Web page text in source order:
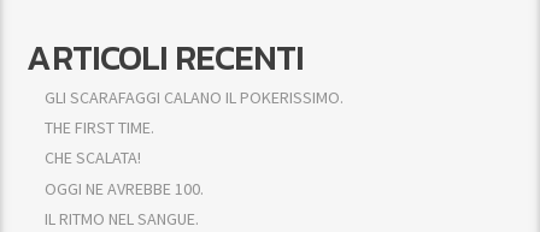
ARTICOLI RECENTI
GLI SCARAFAGGI CALANO IL POKERISSIMO.
THE FIRST TIME.
CHE SCALATA!
OGGI NE AVREBBE 100.
IL RITMO NEL SANGUE.